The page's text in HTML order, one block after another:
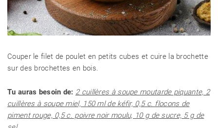
Couper le filet de poulet en petits cubes et cuire la brochette
sur des brochettes en bois.
Tu auras besoin de: 2 cuillères à soupe moutarde piquante, 2
cuillères à soupe miel, 150 ml de kéfir, 0,5 c. flocons de
piment rouge, 0,5 c. poivre noir moulu, 10 g de sucre, 5 g de